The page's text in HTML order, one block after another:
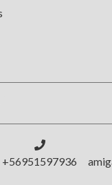
+56951597936